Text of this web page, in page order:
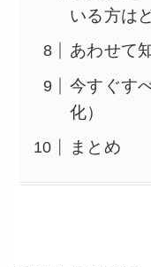
いる方は
あわせて
今すぐす
化）
まとめ